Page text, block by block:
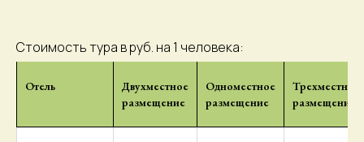
Стоимость тура в руб. на 1 человека:
Отель
Двухместное
размещение
Одноместное
размещение
Трехместное
размещение